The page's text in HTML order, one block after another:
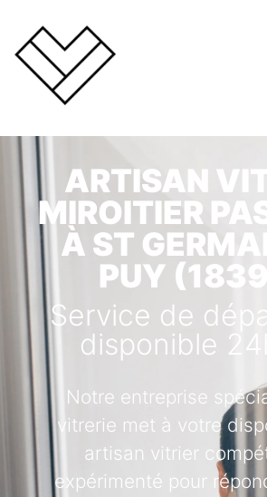
ARTISAN
MIROITIER
À ST
PUY
Service de
disponible
Notre entreprise
vitrerie met à votre
artisan vitrier
expérimenté pour